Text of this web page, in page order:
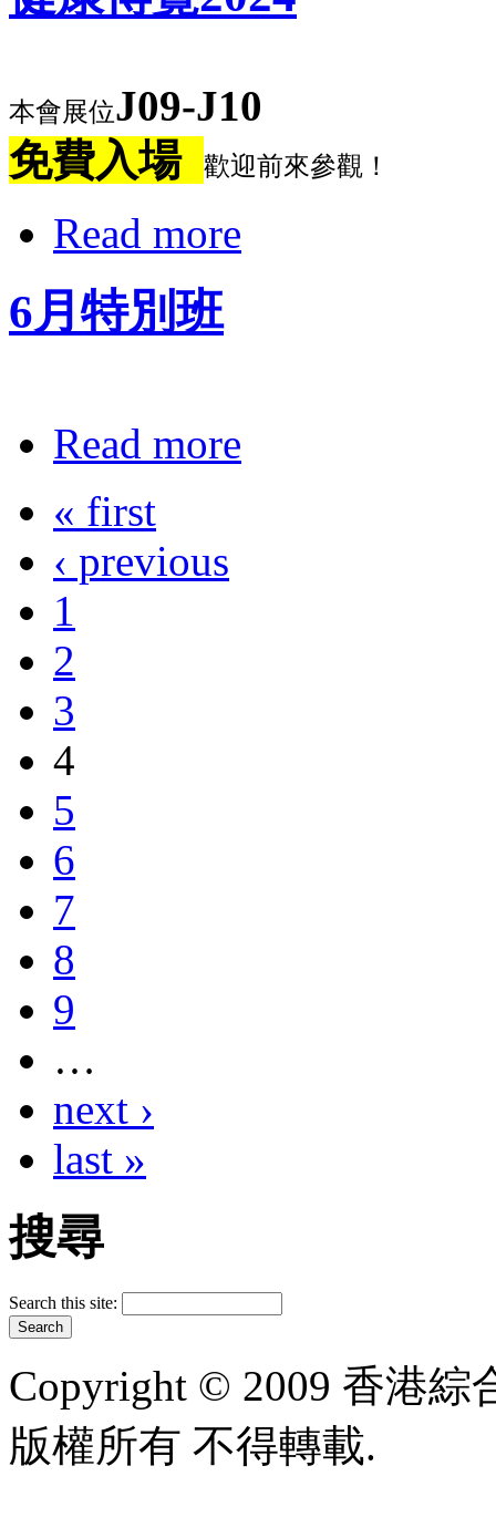
本會展位J09-J10
免費入場
歡迎前來參觀！
Read more
6月特別班
Read more
« first
‹ previous
1
2
3
4
5
6
7
8
9
…
next ›
last »
搜尋
Search this site:
Copyright © 2009 香港綜
版權所有 不得轉載.